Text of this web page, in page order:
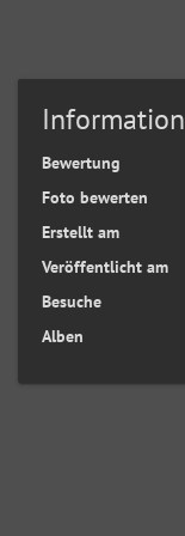
Information
Bewertung
Foto bewerten
Erstellt am
Veröffentlicht am
Besuche
Alben